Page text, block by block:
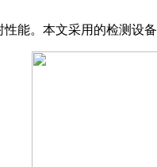
能。本文采用的检测设